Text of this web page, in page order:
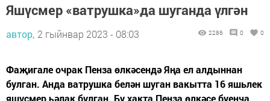
Яшүсмер «ватрушка»да шуганда үлгән
автор, 2 гыйнвар 2023 - 08:03 2286 0 0
Фаҗигале очрак Пенза өлкәсендә Яңа ел алдыннан
булган. Анда ватрушка белән шуган вакытта 16 яшьлек
яшүсмер һәлак булган. Бу хакта Пенза өлкәсе буенча